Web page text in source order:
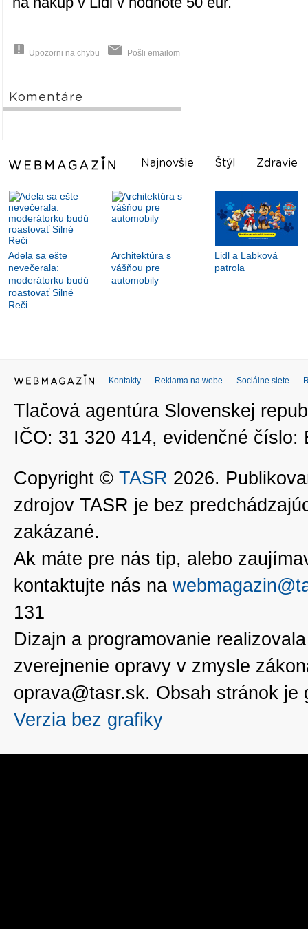
Upozorni na chybu Pošli emailom
Komentáre
Najnovšie Štýl Zdravie
Adela sa ešte
nevečerala:
moderátorku budú
roastovať Silné
Reči
Architektúra s
vášňou pre
automobily
Lidl a Labková
patrola
Kontakty Reklama na webe Sociálne siete
Tlačová agentúra Slovenskej
IČO: 31 320 414, evidenčné číslo:
Copyright © TASR 2026.
zdrojov TASR je bez
zakázané.
Ak máte pre nás tip, alebo
kontaktujte nás na
131
Dizajn a programovanie
zverejnenie opravy v zmysle
oprava@tasr.sk. Obsah stránok
Verzia bez grafiky